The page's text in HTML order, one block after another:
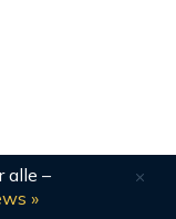
alle –
» Sender hat